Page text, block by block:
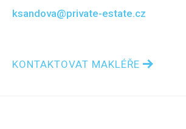
ksandova@private-estate.cz
KONTAKTOVAT MAKLÉŘE